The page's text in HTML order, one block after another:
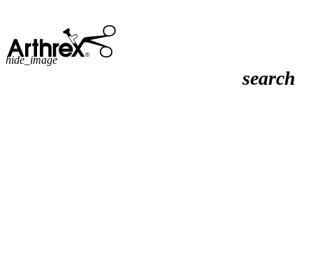
search
hide_image